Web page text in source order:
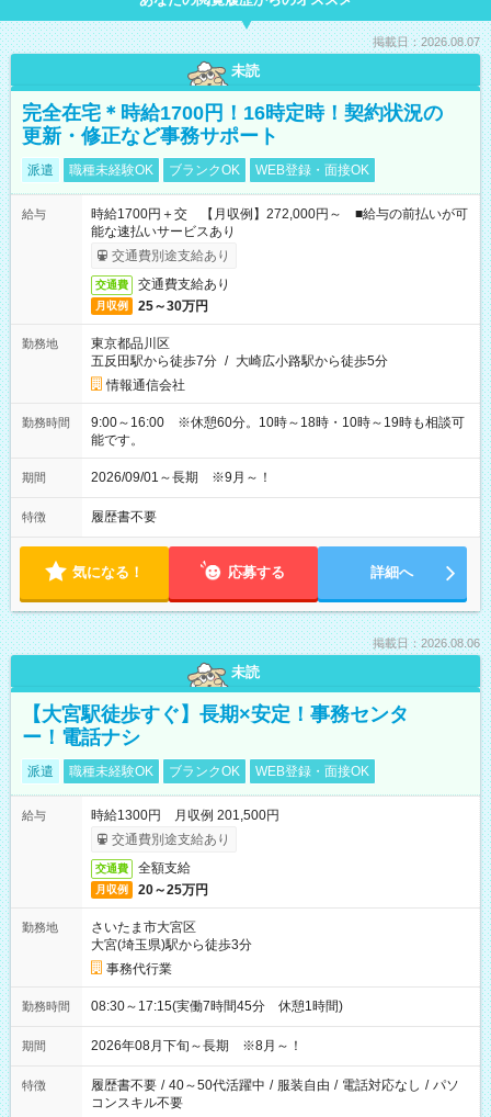
掲載日：2026.08.07
未読
完全在宅＊時給1700円！16時定時！契約状況の
更新・修正など事務サポート
派遣 職種未経験OK ブランクOK WEB登録・面接OK
給与
時給1700円＋交 【月収例】272,000円～ ■給与の前払いが可
能な速払いサービスあり
交通費別途支給あり
交通費 交通費支給あり
月収例 25～30万円
勤務地
東京都品川区
五反田駅から徒歩7分 / 大崎広小路駅から徒歩5分
情報通信会社
勤務時間
9:00～16:00 ※休憩60分。10時～18時・10時～19時も相談可
能です。
期間 2026/09/01～長期 ※9月～！
特徴 履歴書不要
気になる！ 応募する 詳細へ
掲載日：2026.08.06
未読
【大宮駅徒歩すぐ】長期×安定！事務センタ
ー！電話ナシ
派遣 職種未経験OK ブランクOK WEB登録・面接OK
給与
時給1300円 月収例 201,500円
交通費別途支給あり
交通費 全額支給
月収例 20～25万円
勤務地
さいたま市大宮区
大宮(埼玉県)駅から徒歩3分
事務代行業
勤務時間 08:30～17:15(実働7時間45分 休憩1時間)
期間 2026年08月下旬～長期 ※8月～！
特徴 履歴書不要 / 40～50代活躍中 / 服装自由 / 電話対応なし / パソ
コンスキル不要